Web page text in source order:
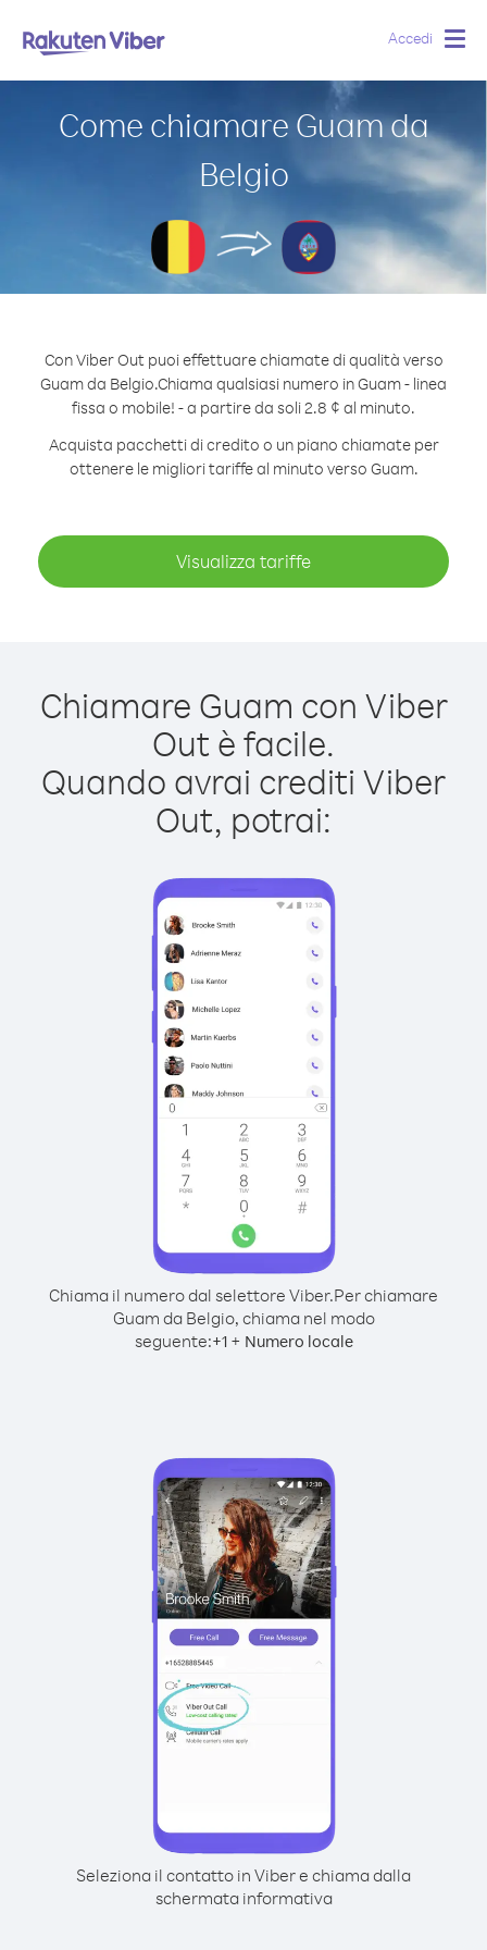
Accedi
Come chiamare Guam da
Belgio
Con Viber Out puoi effettuare chiamate di qualità verso
Guam da Belgio.Chiama qualsiasi numero in Guam - linea
fissa o mobile! - a partire da soli 2.8 ¢ al minuto.
Acquista pacchetti di credito o un piano chiamate per
ottenere le migliori tariffe al minuto verso Guam.
Visualizza tariffe
Chiamare Guam con Viber
Out è facile.
Quando avrai crediti Viber
Out, potrai:
Chiama il numero dal selettore Viber.Per chiamare
Guam da Belgio, chiama nel modo
seguente:+1+ Numero locale
Seleziona il contatto in Viber e chiama dalla
schermata informativa